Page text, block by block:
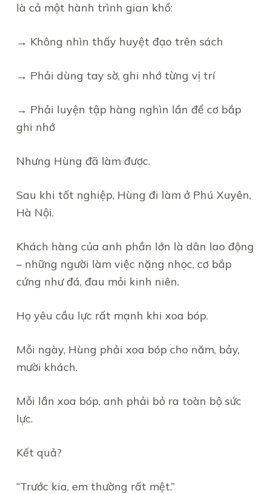
là cả một hành trình gian khổ:
→ Không nhìn thấy huyệt đạo trên sách
→ Phải dùng tay sờ, ghi nhớ từng vị trí
→ Phải luyện tập hàng nghìn lần để cơ bắp
ghi nhớ
Nhưng Hùng đã làm được.
Sau khi tốt nghiệp, Hùng đi làm ở Phú Xuyên,
Hà Nội.
Khách hàng của anh phần lớn là dân lao động
– những người làm việc nặng nhọc, cơ bắp
cứng như đá, đau mỏi kinh niên.
Họ yêu cầu lực rất mạnh khi xoa bóp.
Mỗi ngày, Hùng phải xoa bóp cho năm, bảy,
mười khách.
Mỗi lần xoa bóp, anh phải bỏ ra toàn bộ sức
lực.
Kết quả?
“Trước kia, em thường rất mệt.”